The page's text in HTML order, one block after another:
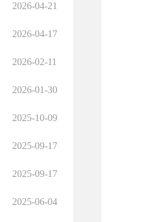
2026-04-21
2026-04-17
2026-02-11
2026-01-30
2025-10-09
2025-09-17
2025-09-17
2025-06-04